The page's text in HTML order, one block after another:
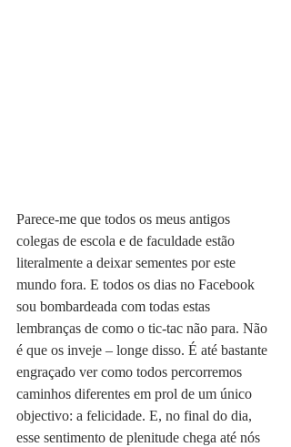
Parece-me que todos os meus antigos
colegas de escola e de faculdade estão
literalmente a deixar sementes por este
mundo fora. E todos os dias no Facebook
sou bombardeada com todas estas
lembranças de como o tic-tac não para. Não
é que os inveje – longe disso. É até bastante
engraçado ver como todos percorremos
caminhos diferentes em prol de um único
objectivo: a felicidade. E, no final do dia,
esse sentimento de plenitude chega até nós